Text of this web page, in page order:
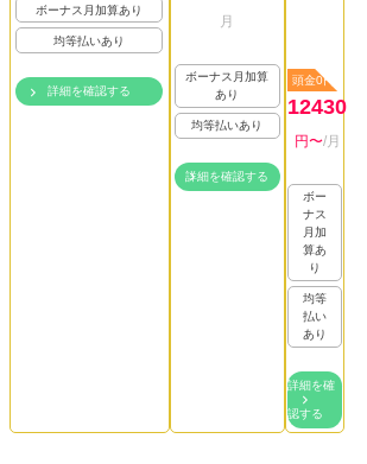
ボーナス月加算あり
均等払いあり
詳細を確認する
月
ボーナス月加算
あり
均等払いあり
詳細を確認する
頭金0円
12430
円〜/月
ボー
ナス
月加
算あ
り
均等
払い
あり
詳細を確
認する